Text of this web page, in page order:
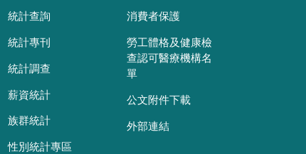
統計查詢
統計專刊
統計調查
薪資統計
族群統計
性別統計專區
消費者保護
勞工體格及健康檢
查認可醫療機構名
單
公文附件下載
外部連結